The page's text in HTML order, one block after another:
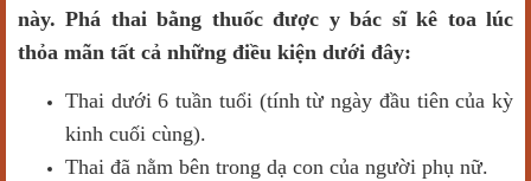
này. Phá thai bằng thuốc được y bác sĩ kê toa lúc
thỏa mãn tất cả những điều kiện dưới đây:
Thai dưới 6 tuần tuổi (tính từ ngày đầu tiên của kỳ
kinh cuối cùng).
Thai đã nằm bên trong dạ con của người phụ nữ.